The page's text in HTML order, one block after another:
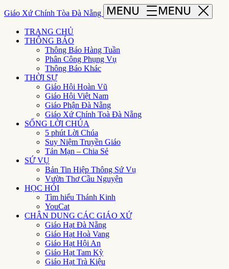
Giáo Xứ Chính Tòa Đà Nẵng
TRANG CHỦ
THÔNG BÁO
Thông Báo Hàng Tuần
Phân Công Phụng Vụ
Thông Báo Khác
THỜI SỰ
Giáo Hội Hoàn Vũ
Giáo Hội Việt Nam
Giáo Phận Đà Nẵng
Giáo Xứ Chính Toà Đà Nẵng
SỐNG LỜI CHÚA
5 phút Lời Chúa
Suy Niệm Truyền Giáo
Tản Mạn – Chia Sẻ
SỨ VỤ
Bản Tin Hiệp Thông Sứ Vụ
Vườn Thơ Cầu Nguyện
HỌC HỎI
Tìm hiểu Thánh Kinh
YouCat
CHÂN DUNG CÁC GIÁO XỨ
Giáo Hạt Đà Nẵng
Giáo Hạt Hoà Vang
Giáo Hạt Hội An
Giáo Hạt Tam Kỳ
Giáo Hạt Trà Kiệu